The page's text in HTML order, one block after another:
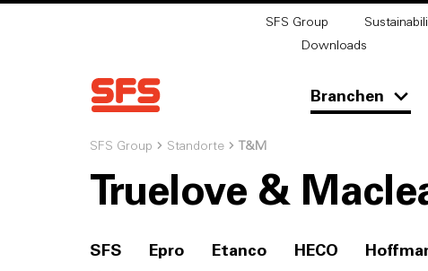
SFS Group
Downloads
Branchen
SFS Group Standorte T&M
Truelove &
SFS Epro Etanco HECO